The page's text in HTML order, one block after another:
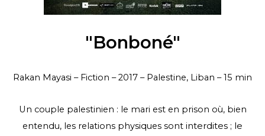
"Bonboné"
Rakan Mayasi – Fiction – 2017 – Palestine, Liban – 15 min
Un couple palestinien : le mari est en prison où, bien
entendu, les relations physiques sont interdites ; le